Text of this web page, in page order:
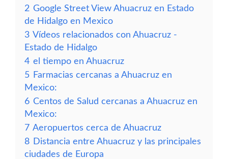
2 Google Street View Ahuacruz en Estado
de Hidalgo en Mexico
3 Vídeos relacionados con Ahuacruz -
Estado de Hidalgo
4 el tiempo en Ahuacruz
5 Farmacias cercanas a Ahuacruz en
Mexico:
6 Centos de Salud cercanas a Ahuacruz en
Mexico:
7 Aeropuertos cerca de Ahuacruz
8 Distancia entre Ahuacruz y las principales
ciudades de Europa